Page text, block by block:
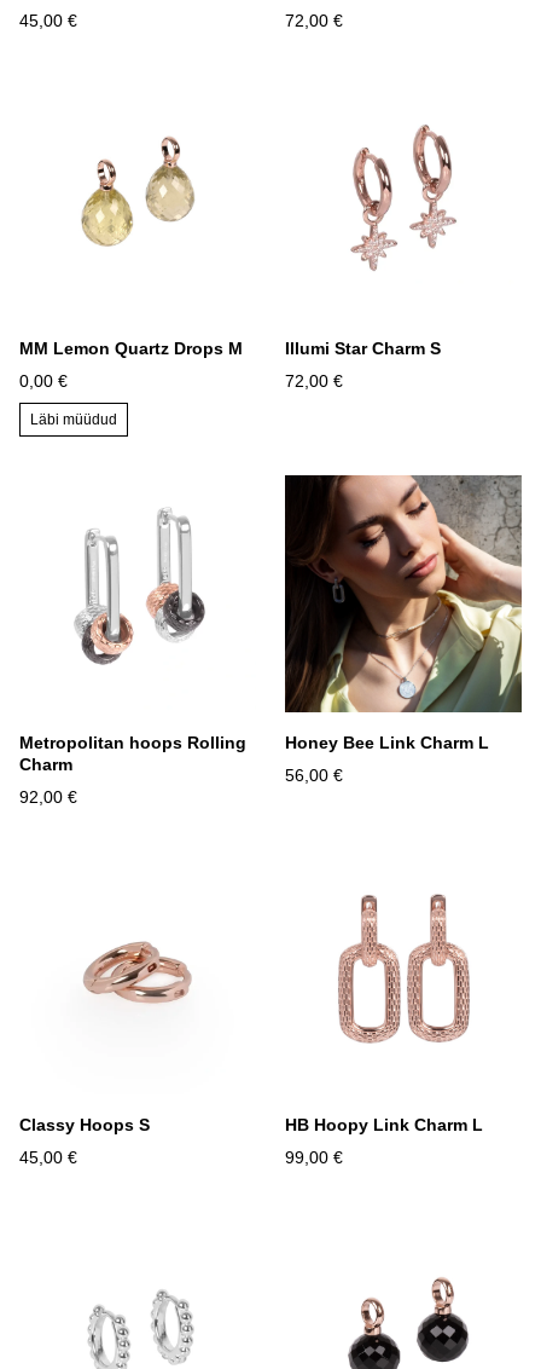
45,00 €
72,00 €
MM Lemon Quartz Drops M
0,00 €
Läbi müüdud
Illumi Star Charm S
72,00 €
Metropolitan hoops Rolling
Charm
92,00 €
Honey Bee Link Charm L
56,00 €
Classy Hoops S
45,00 €
HB Hoopy Link Charm L
99,00 €